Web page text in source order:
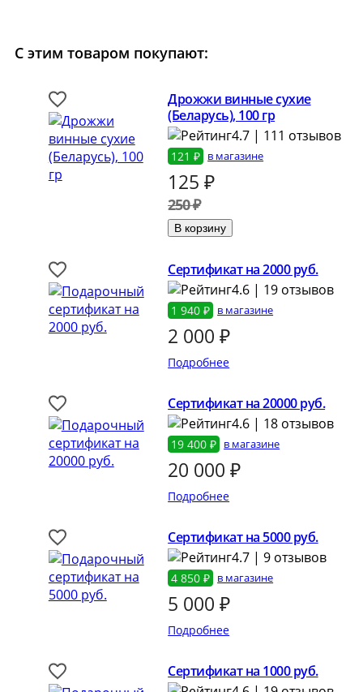
С этим товаром покупают:
Дрожжи винные сухие
(Беларусь), 100 гр
4.7 | 111 отзывов
121 ₽ в магазине
125₽
250 ₽
Сертификат на 2000 руб.
4.6 | 19 отзывов
1 940 ₽ в магазине
2 000₽
Подробнее
Сертификат на 20000 руб.
4.6 | 18 отзывов
19 400 ₽ в магазине
20 000₽
Подробнее
Сертификат на 5000 руб.
4.7 | 9 отзывов
4 850 ₽ в магазине
5 000₽
Подробнее
Сертификат на 1000 руб.